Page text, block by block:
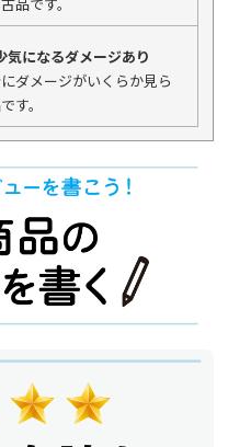
気になるダメージあり
ダメージがいくらか見ら
す。